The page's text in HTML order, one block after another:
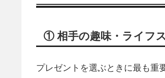
① 相手の趣味・ライフ
プレゼントを選ぶときに最も重